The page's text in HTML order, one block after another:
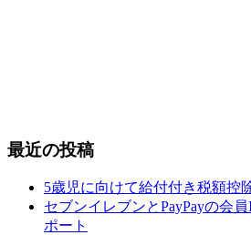
最近の投稿
5歳児に向けて給付付き税額控
セブンイレブンとPayPayの会
ポート